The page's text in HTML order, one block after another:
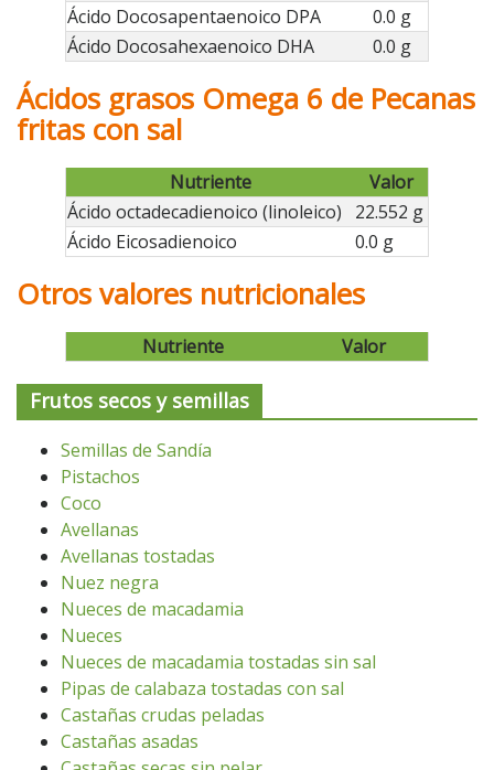
Ácido Docosapentaenoico DPA
0.0 g
Ácido Docosahexaenoico DHA
0.0 g
Ácidos grasos Omega 6 de Pecanas
fritas con sal
Nutriente
Valor
Ácido octadecadienoico (linoleico)
22.552 g
Ácido Eicosadienoico
0.0 g
Otros valores nutricionales
Nutriente Valor
Frutos secos y semillas
Semillas de Sandía
Pistachos
Coco
Avellanas
Avellanas tostadas
Nuez negra
Nueces de macadamia
Nueces
Nueces de macadamia tostadas sin sal
Pipas de calabaza tostadas con sal
Castañas crudas peladas
Castañas asadas